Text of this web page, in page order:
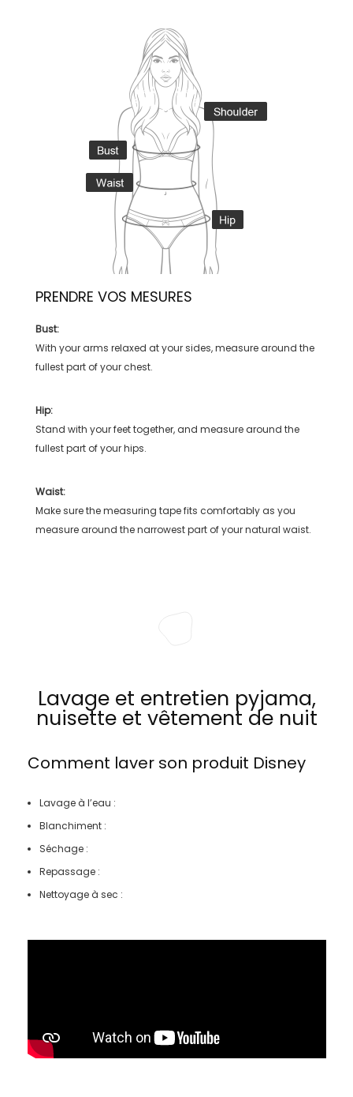
PRENDRE VOS MESURES
Bust:
With your arms relaxed at your sides, measure around the
fullest part of your chest.
Hip:
Stand with your feet together, and measure around the
fullest part of your hips.
Waist:
Make sure the measuring tape fits comfortably as you
measure around the narrowest part of your natural waist.
Lavage et entretien pyjama,
nuisette et vêtement de nuit
Comment laver son produit Disney
Lavage à l’eau :
Blanchiment :
Séchage :
Repassage :
Nettoyage à sec :